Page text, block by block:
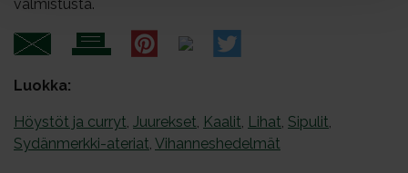
valmistusta.
Luokka:
Höystöt ja curryt, Juurekset, Kaalit, Lihat, Sipulit,
Sydänmerkki-ateriat, Vihanneshedelmät